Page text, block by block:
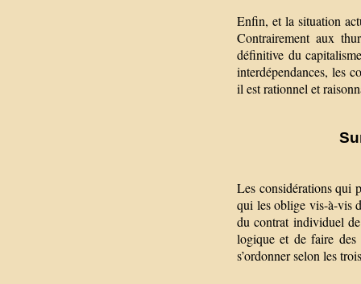
Enfin, et la situation
Contrairement aux
définitive du
interdépendances, les
il est rationnel et
Les considérations qui
qui les oblige vis-à-vis
du contrat individuel
logique et de faire des
s’ordonner selon les